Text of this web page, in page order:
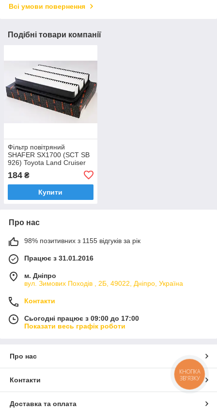
Всі умови повернення
Подібні товари компанії
Фільтр повітряний
SHAFER SX1700 (SCT SB
926) Toyota Land Cruiser
100 4.7 98-, 120 3.0 D 02-
184 ₴
Купити
Про нас
98% позитивних з 1155 відгуків за рік
Працює з 31.01.2016
м. Дніпро
вул. Зимових Походiв , 2Б, 49022, Дніпро, Україна
Контакти
Сьогодні працює з 09:00 до 17:00
Показати весь графік роботи
Про нас
Контакти
Доставка та оплата
КНОПКА
ЗВ'ЯЗКУ